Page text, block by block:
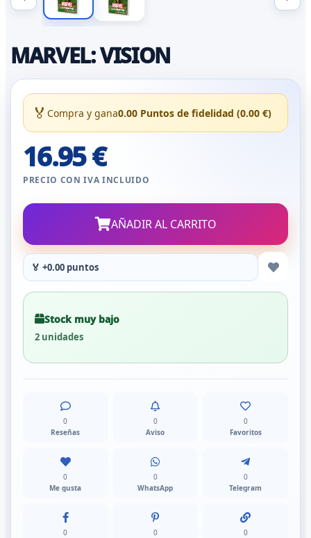
MARVEL: VISION
🏅 Compra y gana0.00 Puntos de fidelidad (0.00 €)
16.95 €
PRECIO CON IVA INCLUIDO
AÑADIR AL CARRITO
🏅 +0.00 puntos
Stock muy bajo
2 unidades
0
Reseñas
0
Aviso
0
Favoritos
0
Me gusta
0
WhatsApp
0
Telegram
0
0
0